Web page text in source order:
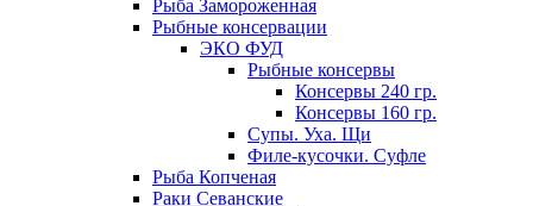
Рыба Замороженная
Рыбные консервации
ЭКО ФУД
Рыбные консервы
Консервы 240 гр.
Консервы 160 гр.
Супы. Уха. Щи
Филе-кусочки. Суфле
Рыба Копченая
Раки Севанские